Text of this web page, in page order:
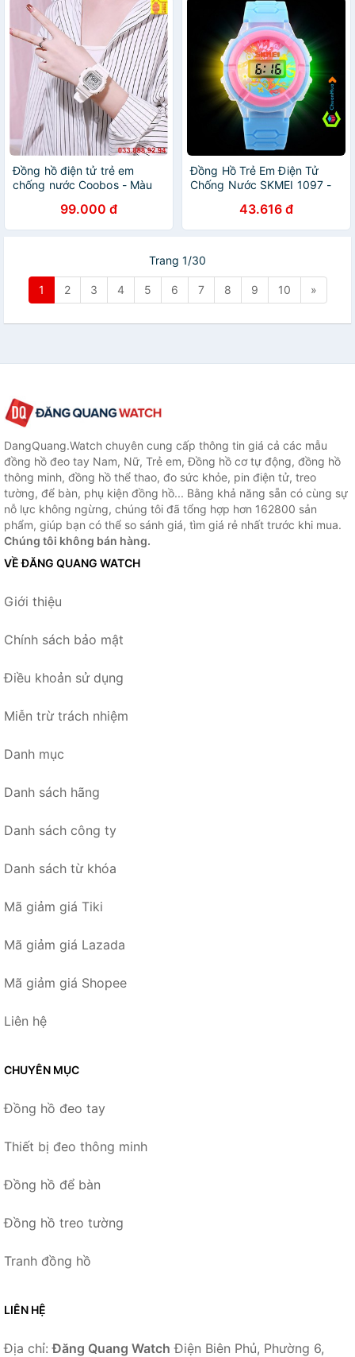
Đồng hồ điện tử trẻ em
chống nước Coobos - Màu
99.000 đ
Đồng Hồ Trẻ Em Điện Tử
Chống Nước SKMEI 1097 -
43.616 đ
Trang 1/30
1 2 3 4 5 6 7 8 9 10 »
DangQuang.Watch chuyên cung cấp thông tin giá cả các mẫu
đồng hồ đeo tay Nam, Nữ, Trẻ em, Đồng hồ cơ tự động, đồng hồ
thông minh, đồng hồ thể thao, đo sức khỏe, pin điện tử, treo
tường, để bàn, phụ kiện đồng hồ... Bằng khả năng sẵn có cùng sự
nỗ lực không ngừng, chúng tôi đã tổng hợp hơn 162800 sản
phẩm, giúp bạn có thể so sánh giá, tìm giá rẻ nhất trước khi mua.
Chúng tôi không bán hàng.
VỀ ĐĂNG QUANG WATCH
Giới thiệu
Chính sách bảo mật
Điều khoản sử dụng
Miễn trừ trách nhiệm
Danh mục
Danh sách hãng
Danh sách công ty
Danh sách từ khóa
Mã giảm giá Tiki
Mã giảm giá Lazada
Mã giảm giá Shopee
Liên hệ
CHUYÊN MỤC
Đồng hồ đeo tay
Thiết bị đeo thông minh
Đồng hồ để bàn
Đồng hồ treo tường
Tranh đồng hồ
LIÊN HỆ
Địa chỉ:Đăng Quang Watch Điện Biên Phủ, Phường 6,